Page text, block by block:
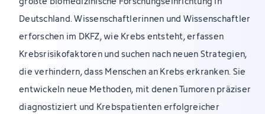
Deutschland. Wissenschaftlerinnen und Wissenschaftler
erforschen im DKFZ, wie Krebs entsteht, erfassen
Krebsrisikofaktoren und suchen nach neuen Strategien,
die verhindern, dass Menschen an Krebs erkranken. Sie
entwickeln neue Methoden, mit denen Tumoren präziser
diagnostiziert und Krebspatienten erfolgreicher